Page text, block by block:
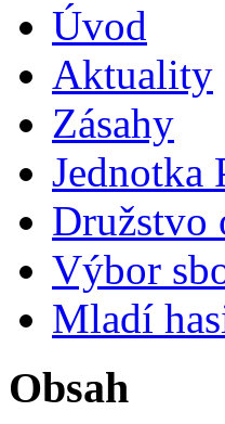
Úvod
Aktuality
Zásahy
Jednotka
Družstvo
Výbor
Mladí
Obsah